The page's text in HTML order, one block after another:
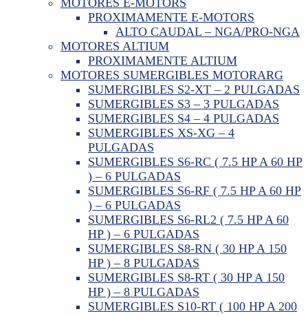
PROXIMAMENTE E-MOTORS
ALTO CAUDAL – NGA/PRO-NGA
MOTORES ALTIUM
PROXIMAMENTE ALTIUM
MOTORES SUMERGIBLES MOTORARG
SUMERGIBLES S2-XT – 2 PULGADAS
SUMERGIBLES S3 – 3 PULGADAS
SUMERGIBLES S4 – 4 PULGADAS
SUMERGIBLES XS-XG – 4
PULGADAS
SUMERGIBLES S6-RC ( 7.5 HP A 60 HP
) – 6 PULGADAS
SUMERGIBLES S6-RF ( 7.5 HP A 60 HP
) – 6 PULGADAS
SUMERGIBLES S6-RL2 ( 7.5 HP A 60
HP ) – 6 PULGADAS
SUMERGIBLES S8-RN ( 30 HP A 150
HP ) – 8 PULGADAS
SUMERGIBLES S8-RT ( 30 HP A 150
HP ) – 8 PULGADAS
SUMERGIBLES S10-RT ( 100 HP A 200